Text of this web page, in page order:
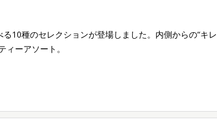
10種のセレクションが登場しました。内側からの“キレ
ィーアソート。